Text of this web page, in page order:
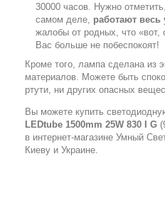
30000 часов. Нужно
самом деле, работают весь
жалобы от родных, что «вот,
Вас больше не побеспокоят!
Кроме того, лампа сделана из
материалов. Можете быть
ртути, ни других опасных
Вы можете купить
LEDtube 1500mm 25W 830 I G
в интернет-магазине Умный
Киеву и Украине.